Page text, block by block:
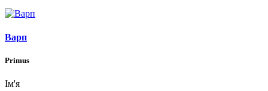
Варп
Primus
Ім'я